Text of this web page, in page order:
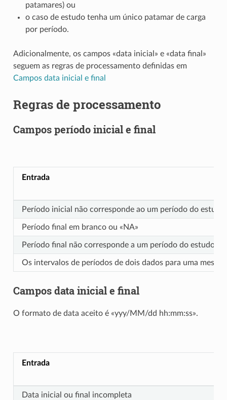
patamares) ou
o caso de estudo tenha um único patamar de carga
por período.
Adicionalmente, os campos «data inicial» e «data final»
seguem as regras de processamento definidas em
Campos data inicial e final
Regras de processamento
Campos período inicial e final
Entrada
Período inicial não corresponde ao um período do
Período final em branco ou «NA»
Período final não corresponde a um período do estudo
Os intervalos de períodos de dois dados para uma
Campos data inicial e final
O formato de data aceito é «yyy/MM/dd hh:mm:ss».
Entrada
Data inicial ou final incompleta